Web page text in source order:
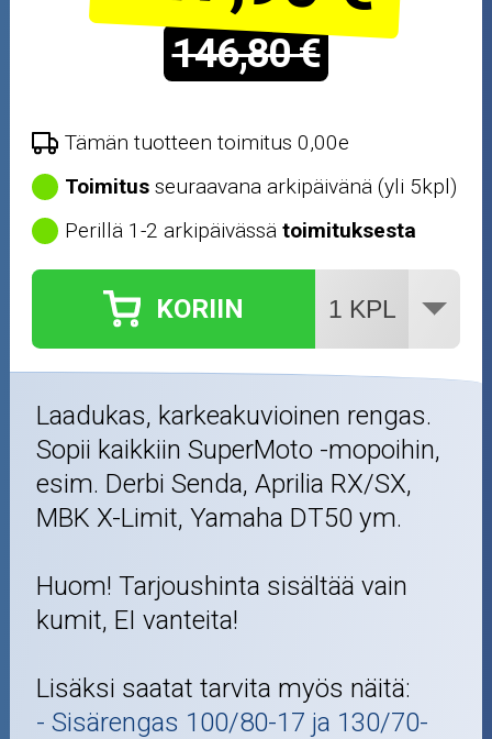
146,80 €
Tämän tuotteen toimitus 0,00e
Toimitus seuraavana arkipäivänä (yli 5kpl)
Perillä 1-2 arkipäivässätoimituksesta
KORIIN
Laadukas, karkeakuvioinen rengas.
Sopii kaikkiin SuperMoto -mopoihin,
esim. Derbi Senda, Aprilia RX/SX,
MBK X-Limit, Yamaha DT50 ym.
Huom! Tarjoushinta sisältää vain
kumit, EI vanteita!
Lisäksi saatat tarvita myös näitä:
- Sisärengas 100/80-17 ja 130/70-